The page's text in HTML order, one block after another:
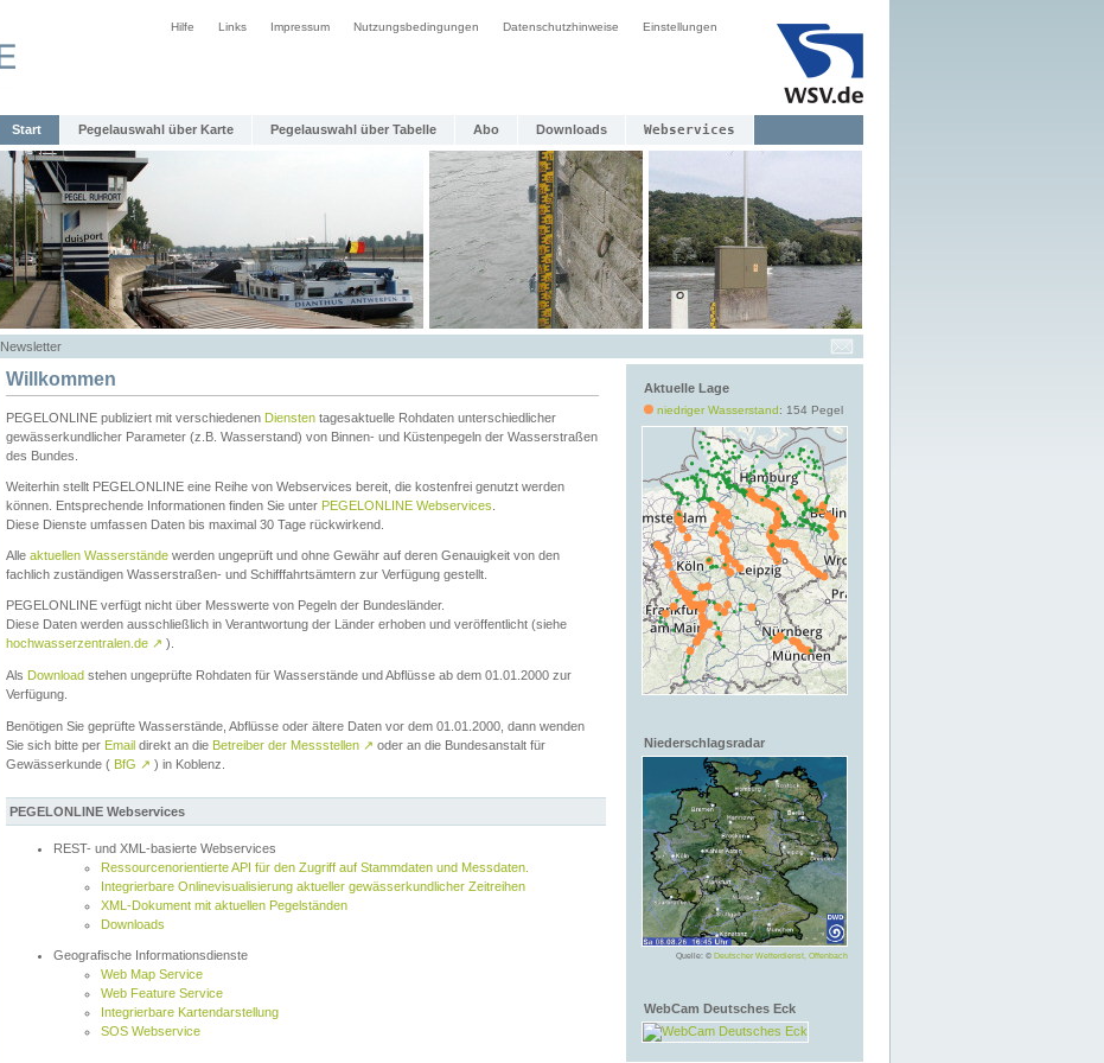
Hilfe Links Impressum Nutzungsbedingungen Datenschutzhinweise Einstellungen
Start Pegelauswahl über Karte Pegelauswahl über Tabelle Abo Downloads Webservices
Newsletter
Aktuelle Lage
niedriger Wasserstand: 154 Pegel
Niederschlagsradar
Quelle: © Deutscher Wetterdienst, Offenbach
WebCam Deutsches Eck
Willkommen
PEGELONLINE publiziert mit verschiedenen Diensten tagesaktuelle Rohdaten unterschiedlicher
gewässerkundlicher Parameter (z.B. Wasserstand) von Binnen- und Küstenpegeln der Wasserstraßen
des Bundes.
Weiterhin stellt PEGELONLINE eine Reihe von Webservices bereit, die kostenfrei genutzt werden
können. Entsprechende Informationen finden Sie unter PEGELONLINE Webservices
Diese Dienste umfassen Daten bis maximal 30 Tage rückwirkend.
Alle aktuellen Wasserstände werden ungeprüft und ohne Gewähr auf deren Genauigkeit von den
fachlich zuständigen Wasserstraßen- und Schifffahrtsämtern zur Verfügung gestellt.
PEGELONLINE verfügt nicht über Messwerte von Pegeln der Bundesländer.
Diese Daten werden ausschließlich in Verantwortung der Länder erhoben und veröffentlicht (siehe
hochwasserzentralen.de ↗ ).
Als Download stehen ungeprüfte Rohdaten für Wasserstände und Abflüsse ab dem 01.01.2000 zur
Verfügung.
Benötigen Sie geprüfte Wasserstände, Abflüsse oder ältere Daten vor dem 01.01.2000, dann wenden
Sie sich bitte per Email direkt an die Betreiber der Messstellen ↗ oder an die Bundesanstalt für
Gewässerkunde ( BfG ↗ ) in Koblenz.
PEGELONLINE Webservices
REST- und XML-basierte Webservices
Ressourcenorientierte API für den Zugriff auf Stammdaten und Messdaten.
Integrierbare Onlinevisualisierung aktueller gewässerkundlicher Zeitreihen
XML-Dokument mit aktuellen Pegelständen
Downloads
Geografische Informationsdienste
Web Map Service
Web Feature Service
Integrierbare Kartendarstellung
SOS Webservice